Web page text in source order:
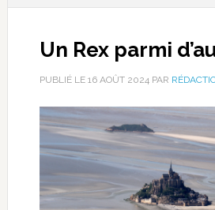
Un Rex parmi
PUBLIÉ LE 16 AOÛT 2024PAR